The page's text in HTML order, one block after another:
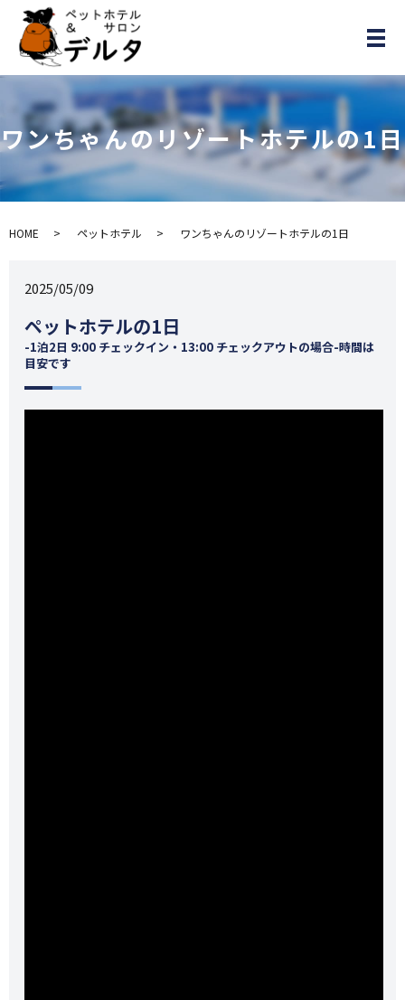
メ
ワンちゃんのリゾートホテルの1日
HOME ペットホテル ワンちゃんのリゾートホテルの1日
2025/05/09
ペットホテルの1日
-1泊2日 9:00 チェックイン・13:00 チェックアウト​の場合-時間は
目安です